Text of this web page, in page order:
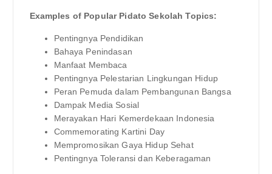
Examples of Popular Pidato Sekolah Topics:
Pentingnya Pendidikan
Bahaya Penindasan
Manfaat Membaca
Pentingnya Pelestarian Lingkungan Hidup
Peran Pemuda dalam Pembangunan Bangsa
Dampak Media Sosial
Merayakan Hari Kemerdekaan Indonesia
Commemorating Kartini Day
Mempromosikan Gaya Hidup Sehat
Pentingnya Toleransi dan Keberagaman